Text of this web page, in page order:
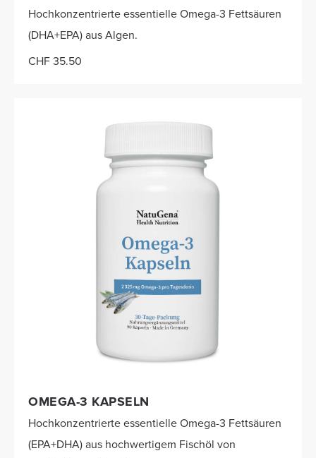
Hochkonzentrierte essentielle Omega-3 Fettsäuren
(DHA+EPA) aus Algen.
CHF 35.50
OMEGA-3 KAPSELN
Hochkonzentrierte essentielle Omega-3 Fettsäuren
(EPA+DHA) aus hochwertigem Fischöl von